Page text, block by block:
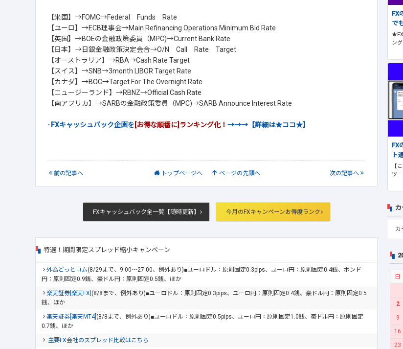
【米国】→FOMC→Federal Funds Rate
【ユーロ】→ECB理事会→Main Refinancing Operations Minimum Bid Rate
【英国】→BOEの金融政策委員（MPC)→Current Bank Rate
【日本】→日銀金融政策決定会合→O/N Call Rate Target
【オーストラリア】→RBA→Cash Rate Target
【スイス】→SNB→3month LIBOR Target Rate
【カナダ】→BOC→Target For The Overnight Rate
【ニュージーランド】→RBNZ→Official Cash Rate
【南アフリカ】→SARBの金融政策委員（MPC)→SARB Announce Interest Rate
･ FXキャッシュバック企画を [お得な順番に]ランキング化！ →→→【詳細は★ココ★】
前の記事へ トップページへ ページの先頭へ 次の記事へ
FXキャッシュバック全一覧【随時更新】 今月のFXキャンペーンお得度ランク
特選！期間限定スプレッド縮小キャンペーン
外為どっとコム(8/29まで、9:00～27:00、例外あり)■ユーロドル：原則固定0.3pips、ユーロ円：原則固定0.4銭、ポンド
円：原則固定0.9銭、豪ドル円：原則固定0.5銭、ほか
楽天証券[楽天FX] (8/8まで、例外あり)■ユーロドル：原則固定0.3pips、ユーロ円：原則固定0.4銭、豪ドル円：原則固定0.5
銭、ほか
楽天証券[楽天MT4] (8/8まで、例外あり)■ユーロドル：原則固定0.5pips、ユーロ円：原則固定1.0銭、豪ドル円：原則固定
0.7銭、ほか
主要FX会社のスプレッド比較はこちら
FX
で
★FX
ン
FX
ト
【
ツ
日
2
9
16
23